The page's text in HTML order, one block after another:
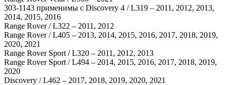
303-1143 применимы с Discovery 4 / L319 – 2011, 2012, 2013,
2014, 2015, 2016
Range Rover / L322 – 2011, 2012
Range Rover / L405 – 2013, 2014, 2015, 2016, 2017, 2018, 2019,
2020, 2021
Range Rover Sport / L320 – 2011, 2012, 2013
Range Rover Sport / L494 – 2014, 2015, 2016, 2017, 2018, 2019,
2020
Discovery / L462 – 2017, 2018, 2019, 2020, 2021